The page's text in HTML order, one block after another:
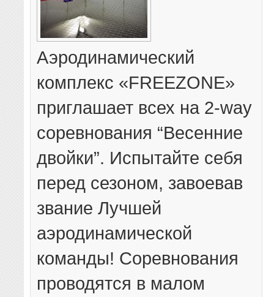
Аэродинамический
комплекс «FREEZONE»
приглашает всех на 2-way
соревнования “Весенние
двойки”. Испытайте себя
перед сезоном, завоевав
звание Лучшей
аэродинамической
команды! Соревнования
проводятся в малом